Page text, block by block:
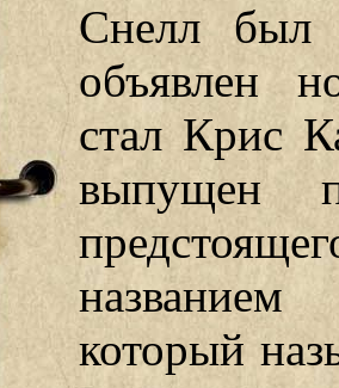
Снелл был
объявлен
стал Крис
выпущен
который